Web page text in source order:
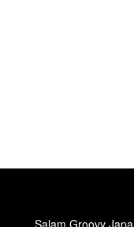
Salam Groovy